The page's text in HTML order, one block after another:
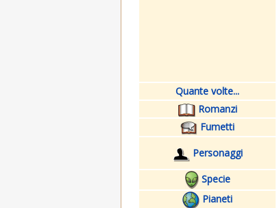
Quante volte...
Romanzi
Fumetti
Personaggi
Specie
Pianeti